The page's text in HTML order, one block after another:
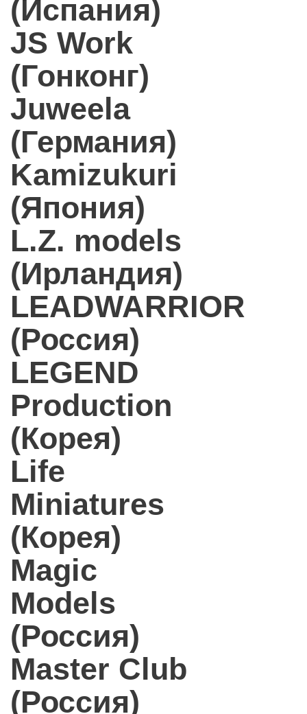
(Испания)
JS Work
(Гонконг)
Juweela
(Германия)
Kamizukuri
(Япония)
L.Z. models
(Ирландия)
LEADWARRIOR
(Россия)
LEGEND
Production
(Корея)
Life
Miniatures
(Корея)
Magic
Models
(Россия)
Master Club
(Россия)